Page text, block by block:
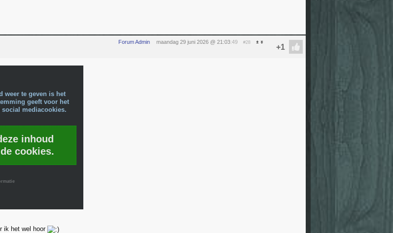
Forum Admin maandag 29 juni 2026 @ 21:03:49 #28
weer te geven is het
geeft voor het
mediacookies.
inhoud
cookies.
ik het wel hoor